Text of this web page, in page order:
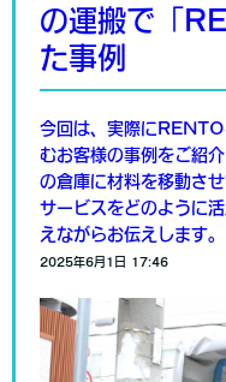
の運搬で「
た事例
今回は、実際に
むお客様の事例をご紹
の倉庫に材料を移動さ
サービスをどのように
えながらお伝えします。
2025年6月1日 17:46